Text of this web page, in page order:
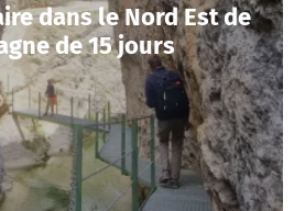
dans le Nord Est de
de 15 jours